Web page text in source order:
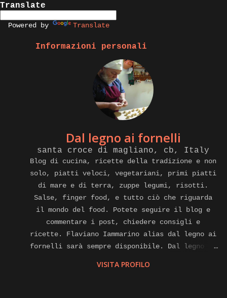
Translate
Powered by Translate
Informazioni personali
Dal legno ai fornelli
santa croce di magliano, cb, Italy
Blog di cucina, ricette della tradizione e non
solo, piatti veloci, vegetariani, primi piatti
di mare e di terra, zuppe legumi, risotti.
Salse, finger food, e tutto ciò che riguarda
il mondo del food. Potete seguire il blog e
commentare i post, chiedere consigli e
ricette. Flaviano Iammarino alias dal legno ai
fornelli sarà sempre disponibile. Dal legno ai
VISITA PROFILO